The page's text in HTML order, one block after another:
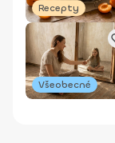
Recepty
Všeobecné